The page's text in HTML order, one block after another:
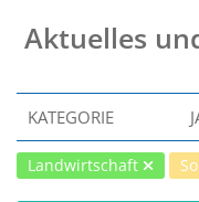
Aktuelles
KATEGORIE
Landwirtschaft